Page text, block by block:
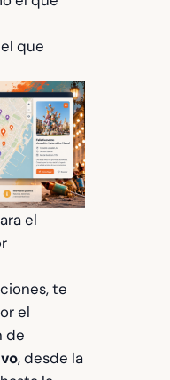
que
el
te
el
de
, desde la